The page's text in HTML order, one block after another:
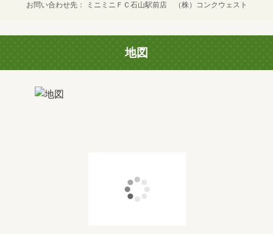
お問い合わせ先 ミニミニＦＣ石山駅前店 （株）コンクウェスト
地図